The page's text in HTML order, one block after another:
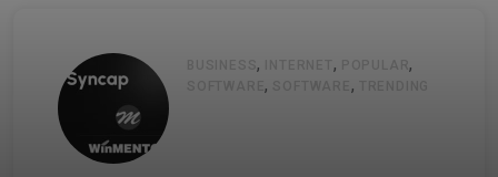
BUSINESS, , POPULAR,
, ,